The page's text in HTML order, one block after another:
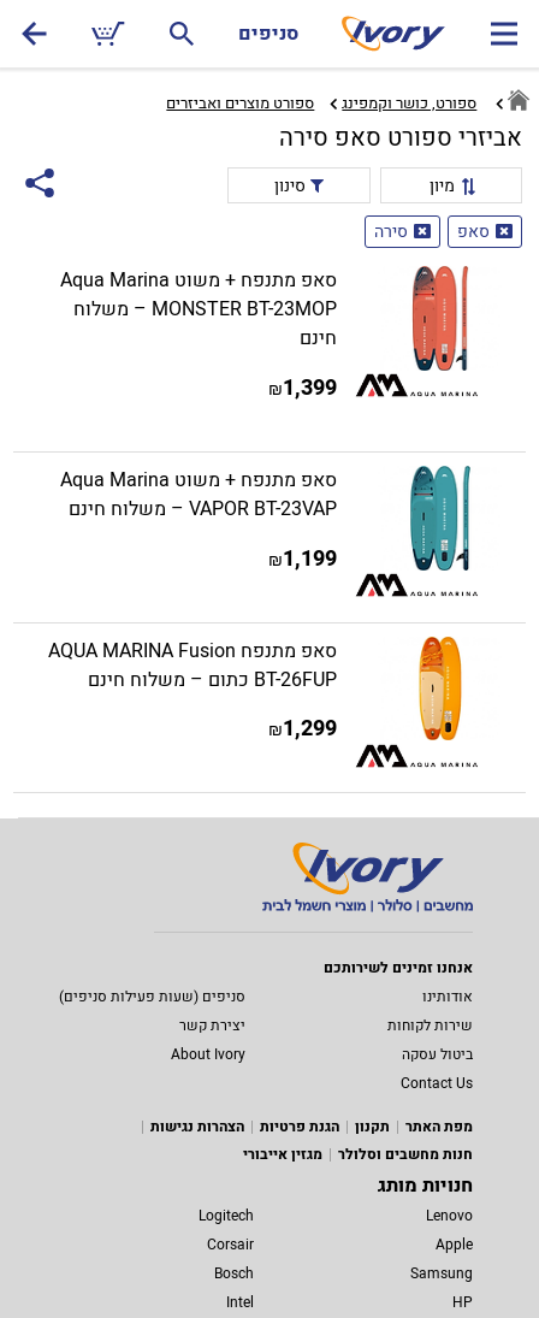
סניפים
ספורט, כושר וקמפינג ספורט מוצרים ואביזרים‏
אביזרי ספורט סאפ סירה
מיון
סינון
סאפ
סירה
סאפ מתנפח + משוט Aqua Marina
MONSTER BT-23MOP – משלוח
חינם
1,399
₪
סאפ מתנפח + משוט Aqua Marina
VAPOR BT-23VAP – משלוח חינם
1,199
₪
סאפ מתנפח AQUA MARINA Fusion
BT-26FUP כתום – משלוח חינם
1,299
₪
אנחנו זמינים לשירותכם
אודותינו
סניפים (שעות פעילות סניפים)
שירות לקוחות
יצירת קשר
ביטול עסקה
About Ivory
Contact Us
מפת האתר
תקנון הגנת פרטיות
הצהרות נגישות
חנות מחשבים וסלולר
מגזין אייבורי
חנויות מותג
Lenovo
Apple
Samsung
HP
Logitech
Corsair
Bosch
Intel